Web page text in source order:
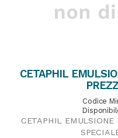
CETAPHIL
Codice
CETAPHIL EMULSIONE